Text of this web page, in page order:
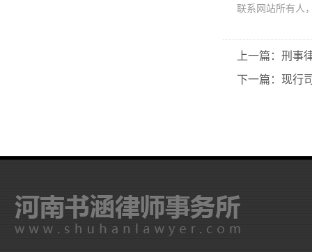
联系网站所有人
上一篇：刑事
下一篇：现行